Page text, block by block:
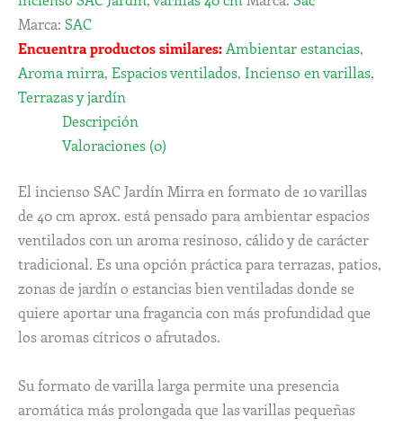
Marca: SAC
Encuentra productos similares: Ambientar estancias,
Aroma mirra, Espacios ventilados, Incienso en varillas,
Terrazas y jardín
Descripción
Valoraciones (0)
El incienso SAC Jardín Mirra en formato de 10 varillas
de 40 cm aprox. está pensado para ambientar espacios
ventilados con un aroma resinoso, cálido y de carácter
tradicional. Es una opción práctica para terrazas, patios,
zonas de jardín o estancias bien ventiladas donde se
quiere aportar una fragancia con más profundidad que
los aromas cítricos o afrutados.
Su formato de varilla larga permite una presencia
aromática más prolongada que las varillas pequeñas